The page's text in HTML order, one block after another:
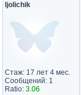
ljolichik
Стаж: 17 лет 4 мес.
Сообщений: 1
Ratio: 3.06